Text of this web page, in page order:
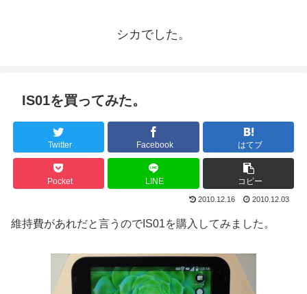
シカでした。
IS01を買ってみた。
Twitter Facebook はてブ
Pocket LINE コピー
2010.12.16 2010.12.03
維持費があれだと言うのでIS01を購入してみました。